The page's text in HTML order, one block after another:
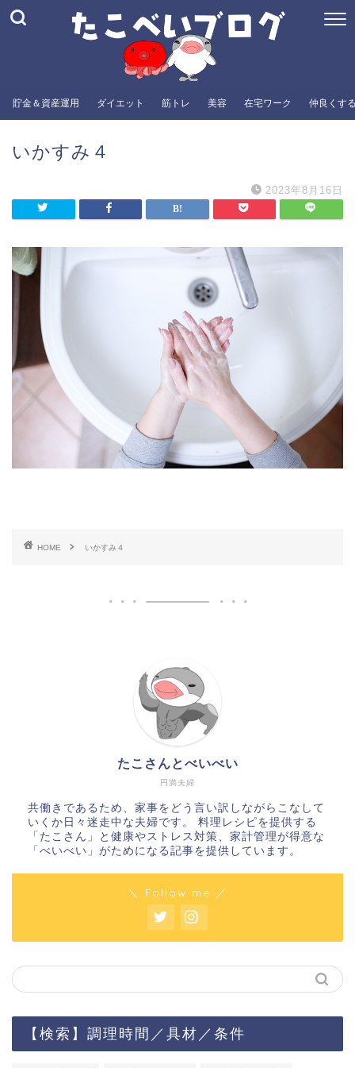
貯金＆資産運用 ダイエット 筋トレ 美容 在宅ワーク 仲良くす
いかすみ４
2023年8月16日
HOME いかすみ４
円満夫婦
たこさんとべいべい
共働きであるため、家事をどう言い訳しながらこなして
いくか日々迷走中な夫婦です。 料理レシピを提供する
「たこさん」と健康やストレス対策、家計管理が得意な
「べいべい」がためになる記事を提供しています。
＼ Follow me ／
【検索】調理時間／具材／条件